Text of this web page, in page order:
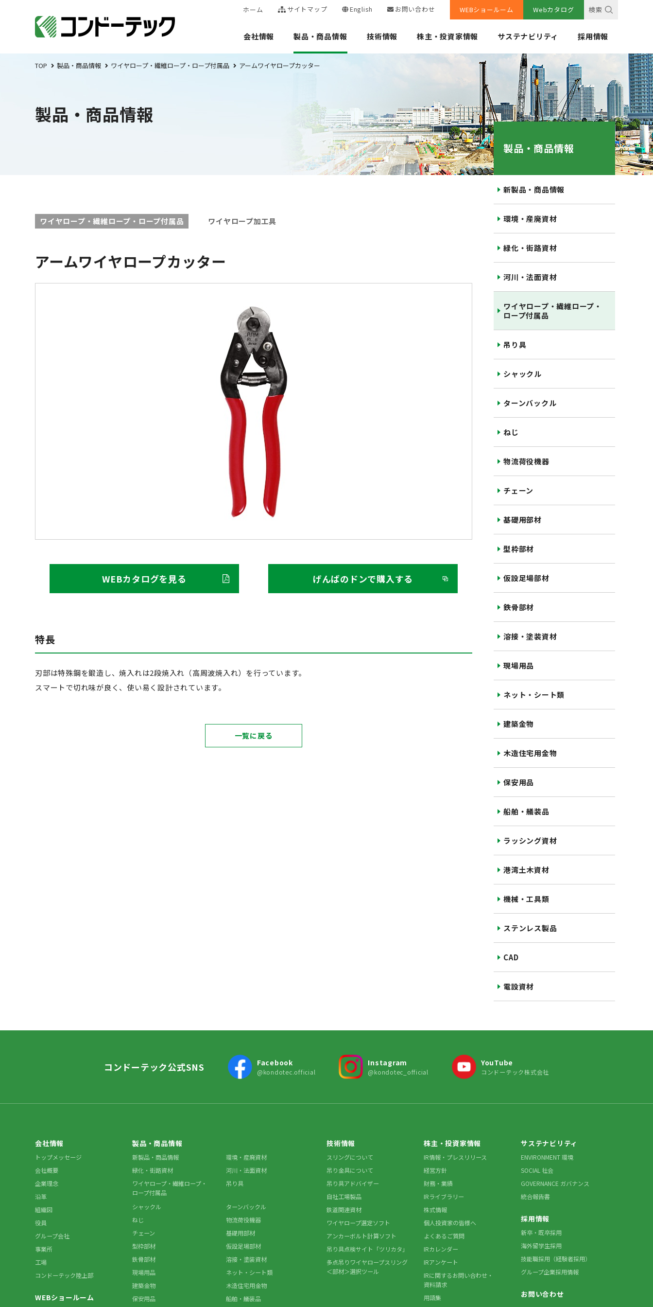
ホーム サイトマップ English お問い合わせ WEBショールーム Webカタログ 検索
会社情報 製品・商品情報 技術情報 株主・投資家情報 サステナビリティ 採用情報
TOP 製品・商品情報 ワイヤロープ・繊維ロープ・ロープ付属品 アームワイヤロープカッター
製品・商品情報
ワイヤロープ・繊維ロープ・ロープ付属品 ワイヤロープ加工具
アームワイヤロープカッター
WEBカタログを見る げんばのドンで購入する
特長
刃部は特殊鋼を鍛造し、焼入れは2段焼入れ（高周波焼入れ）を行っています。
スマートで切れ味が良く、使い易く設計されています。
一覧に戻る
製品・商品情報
新製品・商品情報
環境・産廃資材
緑化・街路資材
河川・法面資材
ワイヤロープ・繊維ロープ・
ロープ付属品
吊り具
シャックル
ターンバックル
ねじ
物流荷役機器
チェーン
基礎用部材
型枠部材
仮設足場部材
鉄骨部材
溶接・塗装資材
現場用品
ネット・シート類
建築金物
木造住宅用金物
保安用品
船舶・艤装品
ラッシング資材
港湾土木資材
機械・工具類
ステンレス製品
CAD
電設資材
コンドーテック公式SNS Facebook
@kondotec.official
Instagram
@kondotec_official
YouTube
コンドーテック株式会社
会社情報
トップメッセージ
会社概要
企業理念
沿革
組織図
役員
グループ会社
事業所
工場
コンドーテック陸上部
WEBショールーム
製品・商品情報
新製品・商品情報
環境・産廃資材
緑化・街路資材
河川・法面資材
ワイヤロープ・繊維ロープ・
ロープ付属品
吊り具
シャックル
ターンバックル
ねじ
物流荷役機器
チェーン
基礎用部材
型枠部材
仮設足場部材
鉄骨部材
溶接・塗装資材
現場用品
ネット・シート類
建築金物
木造住宅用金物
保安用品
船舶・艤装品
技術情報
スリングについて
吊り金具について
吊り具アドバイザー
自社工場製品
鉄道関連資材
ワイヤロープ選定ソフト
アンカーボルト計算ソフト
吊り具点検サイト「ツリカタ」
多点吊りワイヤロープスリング
＜部材＞選択ツール
株主・投資家情報
IR情報・プレスリリース
経営方針
財務・業績
IRライブラリー
株式情報
個人投資家の皆様へ
よくあるご質問
IRカレンダー
IRアンケート
IRに関するお問い合わせ・
資料請求
用語集
サステナビリティ
ENVIRONMENT 環境
SOCIAL 社会
GOVERNANCE ガバナンス
統合報告書
採用情報
新卒・既卒採用
海外留学生採用
技能職採用（経験者採用）
グループ企業採用情報
お問い合わせ